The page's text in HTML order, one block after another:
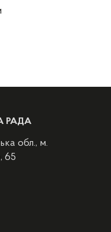
РАДА
обл., м.
65